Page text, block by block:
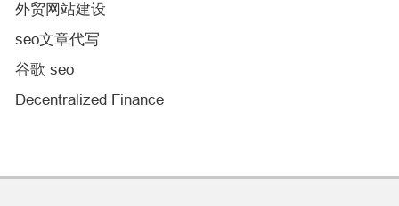
外贸网站建设
seo文章代写
谷歌 seo
Decentralized Finance